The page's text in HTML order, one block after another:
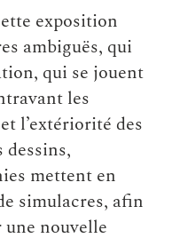
exposition
ambiguës, qui
qui se jouent
les
l’extériorité des
dessins,
mettent en
simulacres, afin
nouvelle